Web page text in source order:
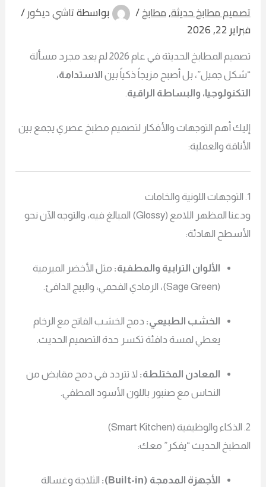
مطابخ حديثة,مطابخ/ بواسطةتاشي ديكور/
تصميم المطابخ الحديثة في عام 2026 لم يعد مجرد مسألة
جميل”، بل أصبح مزيجاً ذكياً بينالاستدامة،
والبساطة الراقية.
أهم التوجهات والأفكار لتصميم مطبخ عصري يجمع بين
والعملية:
ودعنا المظهر اللامع (Glossy) المبالغ فيه، والتوجه الآن نحو
الهادئة:
الألوان الترابية والمطفية:مثل الأخضر الميرمية
الخشب الطبيعي:دمج الخشب الفاتح مع الرخام
يعطي لمسة دافئة تكسر حدة التصميم الحديث.
المعادن المختلطة:لا تتردد في دمج مقابض من
النحاس مع صنبور باللون الأسود المطفي.
الحديث “يفكر” معك:
الأجهزة المدمجة (Built-in):
الثلاجة وغسالة